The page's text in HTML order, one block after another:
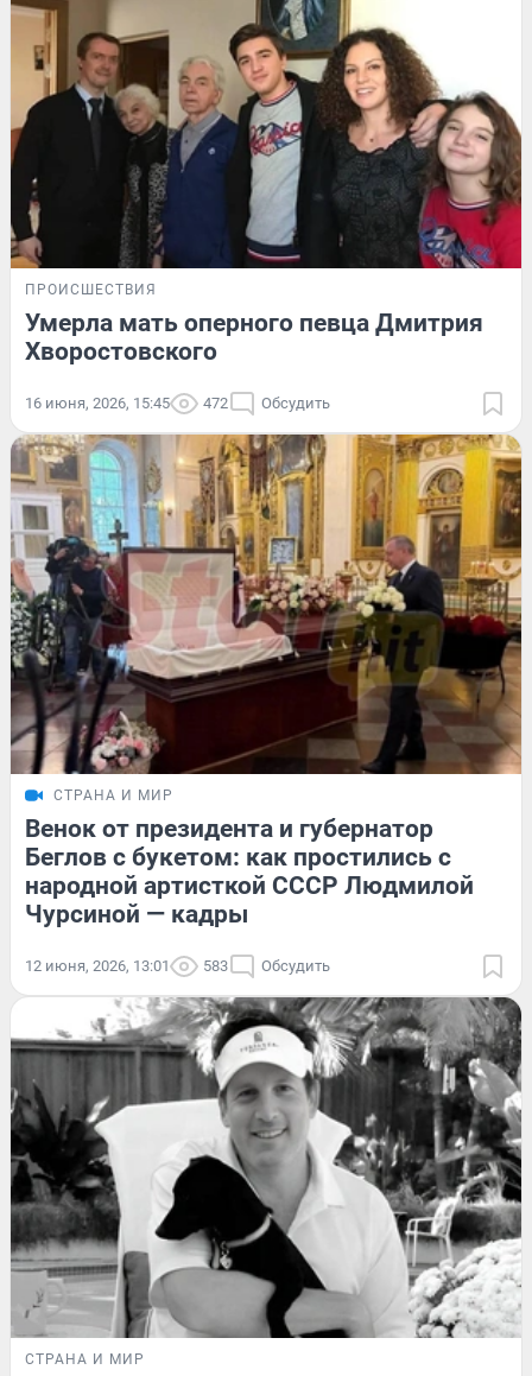
ПРОИСШЕСТВИЯ
Умерла мать оперного певца Дмитрия
Хворостовского
16 июня, 2026, 15:45 472 Обсудить
СТРАНА И МИР
Венок от президента и губернатор
Беглов с букетом: как простились с
народной артисткой СССР Людмилой
Чурсиной — кадры
12 июня, 2026, 13:01 583 Обсудить
СТРАНА И МИР